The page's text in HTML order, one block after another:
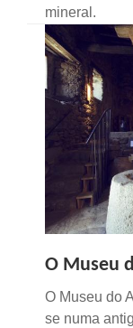
mineral.
O Museu
O Museu do
se numa